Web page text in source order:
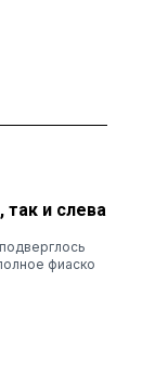
так и слева
фиаско